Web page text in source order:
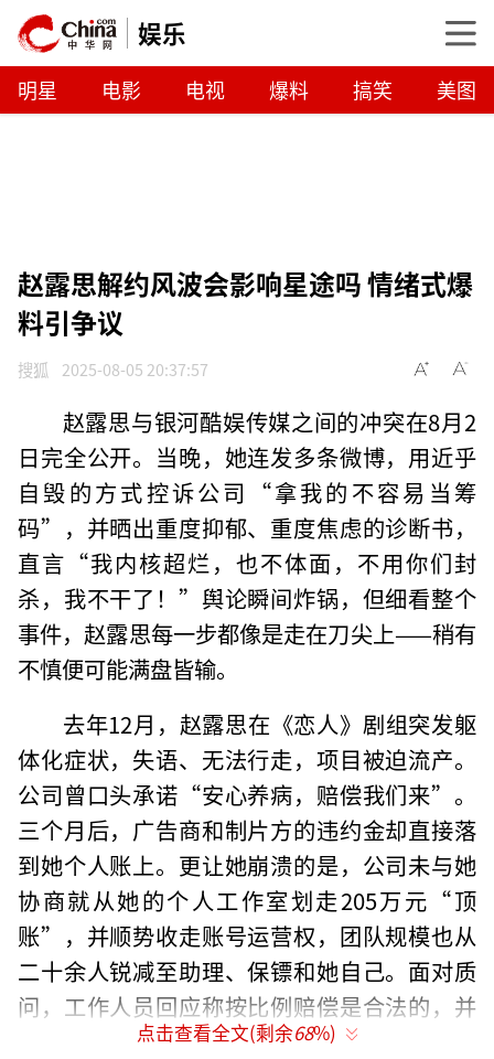
娱乐
明星 电影 电视 爆料 搞笑 美图
赵露思解约风波会影响星途吗 情绪式爆
料引争议
搜狐 2025-08-05 20:37:57
赵露思与银河酷娱传媒之间的冲突在8月2
日完全公开。当晚，她连发多条微博，用近乎
自毁的方式控诉公司“拿我的不容易当筹
码”，并晒出重度抑郁、重度焦虑的诊断书，
直言“我内核超烂，也不体面，不用你们封
杀，我不干了！”舆论瞬间炸锅，但细看整个
事件，赵露思每一步都像是走在刀尖上——稍有
不慎便可能满盘皆输。
去年12月，赵露思在《恋人》剧组突发躯
体化症状，失语、无法行走，项目被迫流产。
公司曾口头承诺“安心养病，赔偿我们来”。
三个月后，广告商和制片方的违约金却直接落
到她个人账上。更让她崩溃的是，公司未与她
协商就从她的个人工作室划走205万元“顶
账”，并顺势收走账号运营权，团队规模也从
二十余人锐减至助理、保镖和她自己。面对质
问，工作人员回应称按比例赔偿是合法的，并
建议她起诉。点击查看全文(剩余68%)